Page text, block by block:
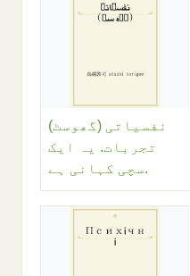
نفسیاتی (گھوسٹ)
تجربات. یہ ایک
سچی کہانی ہے.